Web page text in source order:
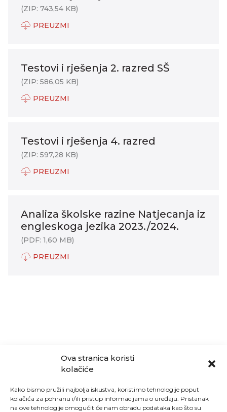
Ova stranica koristi
kolačiće
Kako bismo pružili najbolja iskustva, koristimo tehnologije poput
kolačića za pohranu i/ili pristup informacijama o uređaju. Pristanak
na ove tehnologije omogućit će nam obradu podataka kao što su
(ZIP: 743,54 KB)
PREUZMI
Testovi i rješenja 2. razred SŠ
(ZIP: 586,05 KB)
PREUZMI
Testovi i rješenja 4. razred
(ZIP: 597,28 KB)
PREUZMI
Analiza školske razine Natjecanja iz
engleskoga jezika 2023./2024.
(PDF: 1,60 MB)
PREUZMI